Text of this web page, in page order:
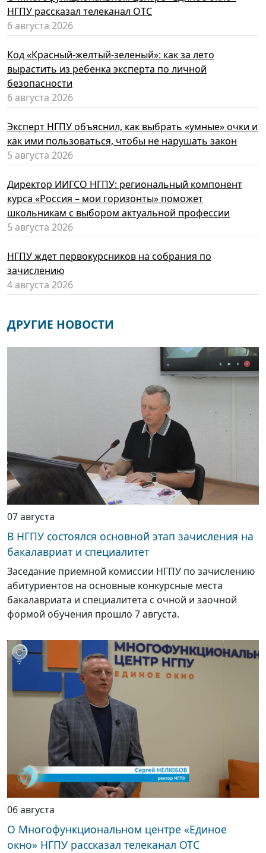
НГПУ рассказал телеканал ОТС
6 августа 2026
Код «Красный-желтый-зеленый»: как за лето
вырастить из ребенка эксперта по личной
безопасности
6 августа 2026
Эксперт НГПУ объяснил, как выбрать «умные» очки и
как ими пользоваться, чтобы не нарушать закон
5 августа 2026
Директор ИИГСО НГПУ: региональный компонент
курса «Россия – мои горизонты» поможет
школьникам с выбором актуальной профессии
5 августа 2026
НГПУ ждет первокурсников на собрания по
зачислению
4 августа 2026
ДРУГИЕ НОВОСТИ
07 августа
В НГПУ состоялся основной этап зачисления на
бакалавриат и специалитет
Заседание приемной комиссии НГПУ по зачислению
абитуриентов на основные конкурсные места
бакалавриата и специалитета с очной и заочной
формой обучения прошло 7 августа.
06 августа
О Многофункциональном центре «Единое
окно» НГПУ рассказал телеканал ОТС